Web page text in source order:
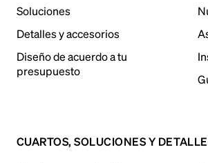
Soluciones
Detalles y accesorios
Diseño de acuerdo a tu
presupuesto
CUARTOS, SOLUCIONES Y